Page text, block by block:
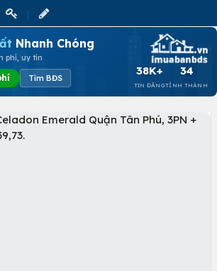
Nhanh Chóng
phí, uy tín
Tìm BĐS
38K+
TIN ĐĂNG
34
TỈNH THÀNH